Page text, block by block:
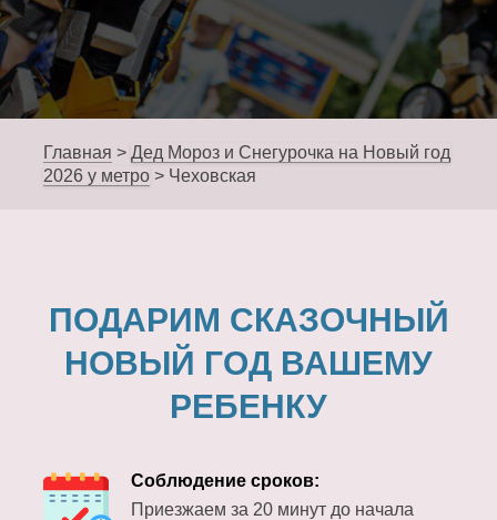
Главная > Дед Мороз и Снегурочка на Новый год
2026 у метро > Чеховская
ПОДАРИМ СКАЗОЧНЫЙ
НОВЫЙ ГОД ВАШЕМУ
РЕБЕНКУ
Соблюдение сроков:
Приезжаем за 20 минут до начала